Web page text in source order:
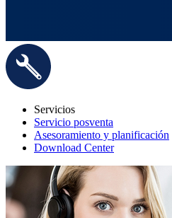
Servicios
Servicio posventa
Asesoramiento y planificación
Download Center